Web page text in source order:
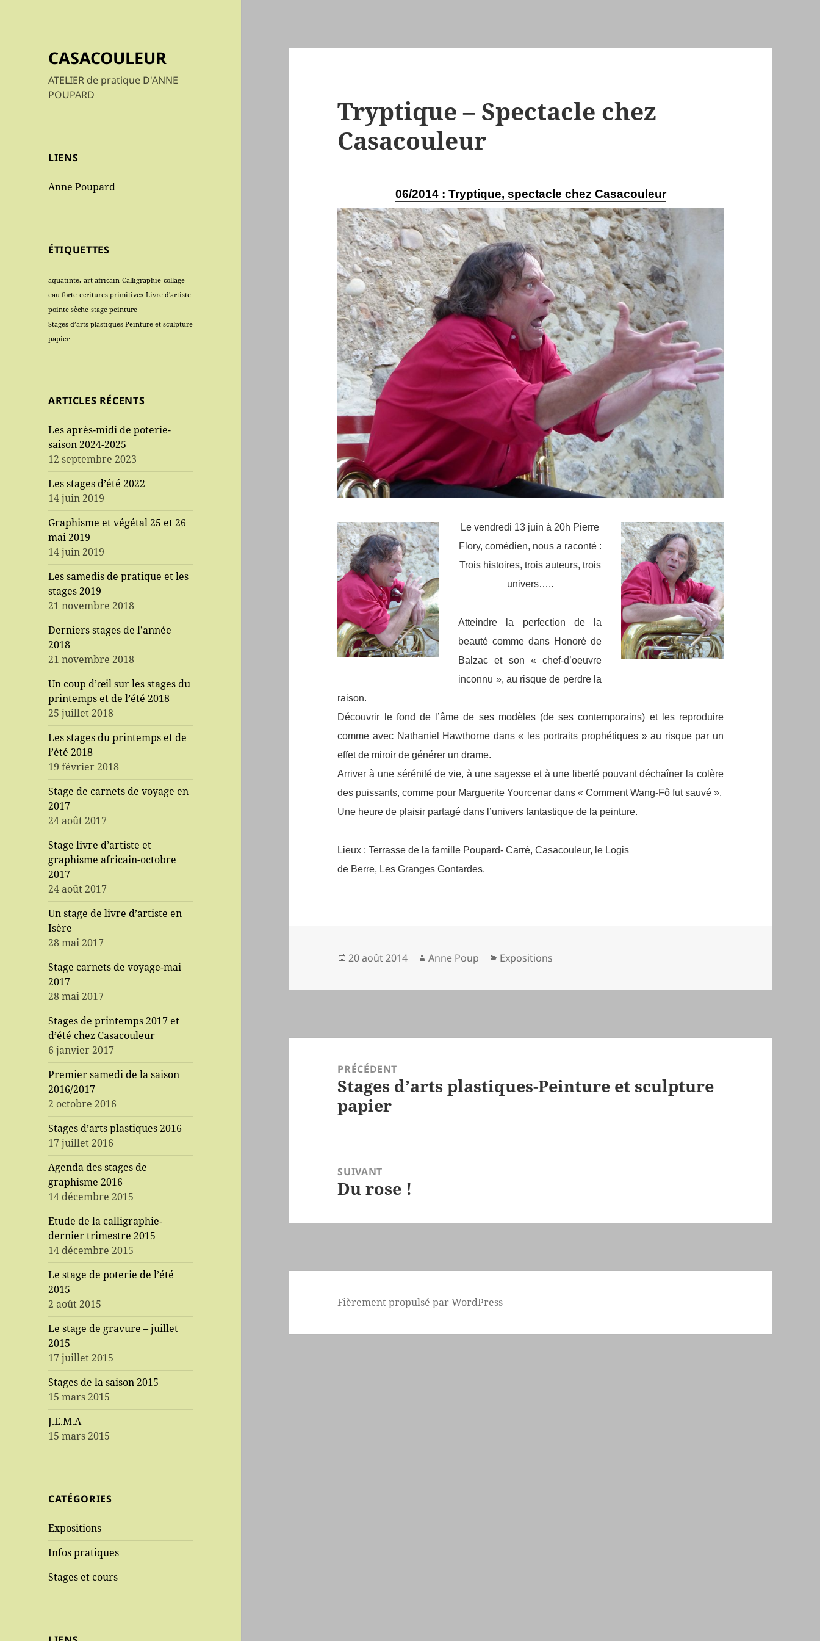
CASACOULEUR
ATELIER de pratique D'ANNE
POUPARD
LIENS
Anne Poupard
ÉTIQUETTES
aquatinte. art africain Calligraphie collage
eau forte ecritures primitives Livre d'artiste
pointe sèche stage peinture
Stages d’arts plastiques-Peinture et sculpture
papier
ARTICLES RÉCENTS
Les après-midi de poterie-
saison 2024-2025
12 septembre 2023
Les stages d’été 2022
14 juin 2019
Graphisme et végétal 25 et 26
mai 2019
14 juin 2019
Les samedis de pratique et les
stages 2019
21 novembre 2018
Derniers stages de l’année
2018
21 novembre 2018
Un coup d’œil sur les stages du
printemps et de l’été 2018
25 juillet 2018
Les stages du printemps et de
l’été 2018
19 février 2018
Stage de carnets de voyage en
2017
24 août 2017
Stage livre d’artiste et
graphisme africain-octobre
2017
24 août 2017
Un stage de livre d’artiste en
Isère
28 mai 2017
Stage carnets de voyage-mai
2017
28 mai 2017
Stages de printemps 2017 et
d’été chez Casacouleur
6 janvier 2017
Premier samedi de la saison
2016/2017
2 octobre 2016
Stages d’arts plastiques 2016
17 juillet 2016
Agenda des stages de
graphisme 2016
14 décembre 2015
Etude de la calligraphie-
dernier trimestre 2015
14 décembre 2015
Le stage de poterie de l’été
2015
2 août 2015
Le stage de gravure – juillet
2015
17 juillet 2015
Stages de la saison 2015
15 mars 2015
J.E.M.A
15 mars 2015
CATÉGORIES
Expositions
Infos pratiques
Stages et cours
Tryptique – Spectacle chez
Casacouleur
06/2014 : Tryptique, spectacle chez Casacouleur
Le vendredi 13 juin à 20h Pierre
Flory, comédien, nous a raconté :
Trois histoires, trois auteurs, trois
univers…..
Atteindre la perfection de la
beauté comme dans Honoré de
Balzac et son « chef-d’oeuvre
inconnu », au risque de perdre la
raison.
Découvrir le fond de l’âme de ses modèles (de ses contemporains) et les reproduire
comme avec Nathaniel Hawthorne dans « les portraits prophétiques » au risque par un
effet de miroir de générer un drame.
Arriver à une sérénité de vie, à une sagesse et à une liberté pouvant déchaîner la colère
des puissants, comme pour Marguerite Yourcenar dans « Comment Wang-Fô fut sauvé ».
Une heure de plaisir partagé dans l’univers fantastique de la peinture.
Lieux : Terrasse de la famille Poupard- Carré, Casacouleur, le Logis
de Berre, Les Granges Gontardes.
Publié
20 août 2014 Auteur
Anne Poup Catégories
Expositions
PRÉCÉDENT
Article
précédent :
Stages d’arts plastiques-Peinture et sculpture
papier
SUIVANT
Article
Du rose !
Fièrement propulsé par WordPress